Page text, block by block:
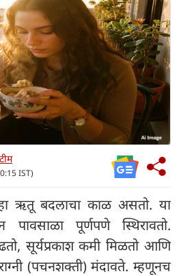
IST)
ऋतू बदलाचा काळ असतो. या
पूर्णपणे स्थिरावतो.
सूर्यप्रकाश कमी मिळतो आणि
(पचनशक्ती) मंदावते. म्हणूनच